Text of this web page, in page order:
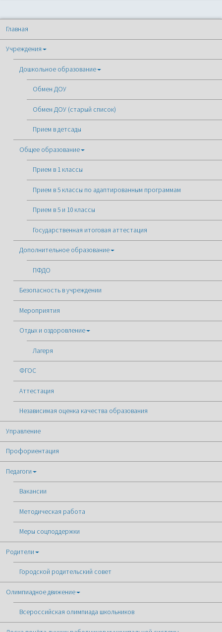
Главная
Учреждения
Дошкольное образование
Обмен ДОУ
Обмен ДОУ (старый список)
Прием в детсады
Общее образование
Прием в 1 классы
Прием в 5 классы по адаптированным программам
Прием в 5 и 10 классы
Государственная итоговая аттестация
Дополнительное образование
ПФДО
Безопасность в учреждении
Мероприятия
Отдых и оздоровление
Лагеря
ФГОС
Аттестация
Независимая оценка качества образования
Управление
Профориентация
Педагоги
Вакансии
Методическая работа
Меры соцподдержки
Родители
Городской родительский совет
Олимпиадное движение
Всероссийская олимпиада школьников